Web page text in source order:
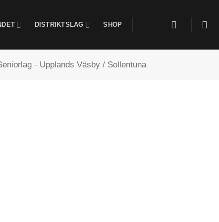
DISTRIKTSLAG SHOP
- Upplands Väsby / Sollentuna